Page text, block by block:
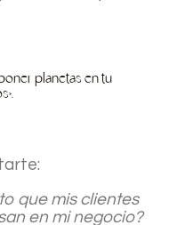
planetas en tu
que mis clientes
en mi negocio?